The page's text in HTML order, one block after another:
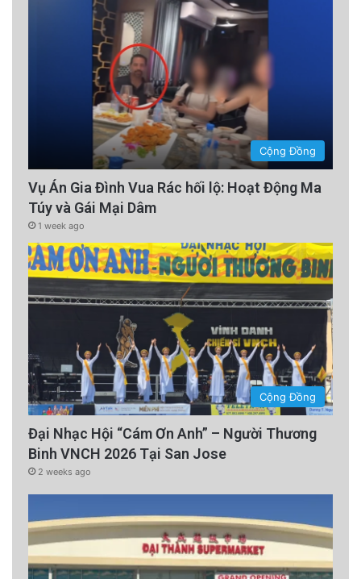
Cộng Đồng
Vụ Án Gia Đình Vua Rác hối lộ: Hoạt Động Ma
Túy và Gái Mại Dâm
1 week ago
Cộng Đồng
Đại Nhạc Hội “Cám Ơn Anh” – Người Thương
Binh VNCH 2026 Tại San Jose
2 weeks ago